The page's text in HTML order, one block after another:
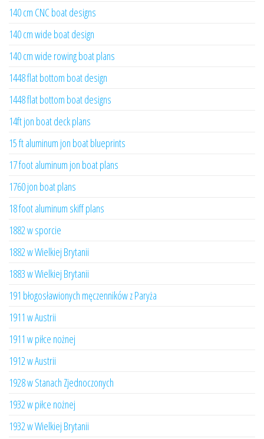
140 cm CNC boat designs
140 cm wide boat design
140 cm wide rowing boat plans
1448 flat bottom boat design
1448 flat bottom boat designs
14ft jon boat deck plans
15 ft aluminum jon boat blueprints
17 foot aluminum jon boat plans
1760 jon boat plans
18 foot aluminum skiff plans
1882 w sporcie
1882 w Wielkiej Brytanii
1883 w Wielkiej Brytanii
191 błogosławionych męczenników z Paryża
1911 w Austrii
1911 w piłce nożnej
1912 w Austrii
1928 w Stanach Zjednoczonych
1932 w piłce nożnej
1932 w Wielkiej Brytanii